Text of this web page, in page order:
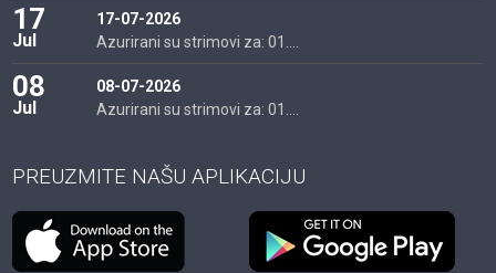
17
Jul
17-07-2026
Azurirani su strimovi za: 01....
08
Jul
08-07-2026
Azurirani su strimovi za: 01....
PREUZMITE NAŠU APLIKACIJU